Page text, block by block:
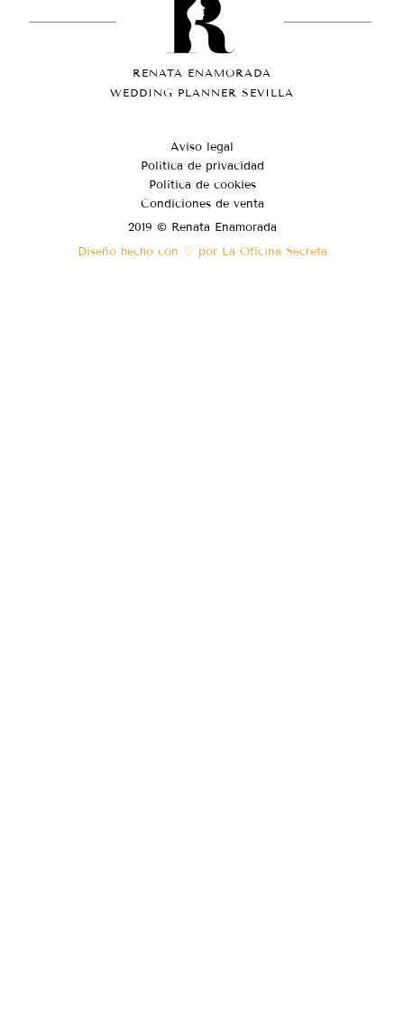
RENATA ENAMORADA
WEDDING PLANNER SEVILLA
Aviso legal
Política de privacidad
Política de cookies
Condiciones de venta
2019 © Renata Enamorada
Diseño hecho con ♡ por La Oficina Secreta